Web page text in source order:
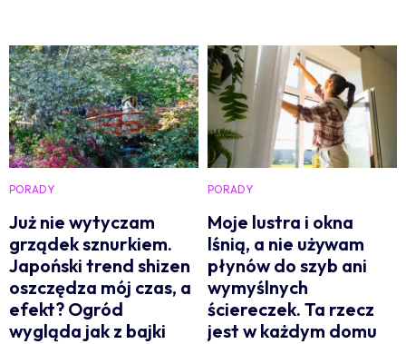
PORADY
Już nie wytyczam
grządek sznurkiem.
Japoński trend shizen
oszczędza mój czas, a
efekt? Ogród
wygląda jak z bajki
PORADY
Moje lustra i okna
lśnią, a nie używam
płynów do szyb ani
wymyślnych
ściereczek. Ta rzecz
jest w każdym domu